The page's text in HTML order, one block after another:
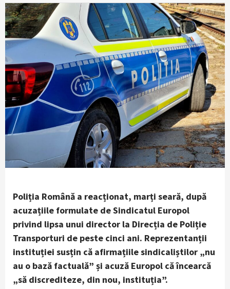
Poliția Română a reacționat, marți seară, după
acuzațiile formulate de Sindicatul Europol
privind lipsa unui director la Direcția de Poliție
Transporturi de peste cinci ani. Reprezentanții
instituției susțin că afirmațiile sindicaliștilor „nu
au o bază factuală” și acuză Europol că încearcă
„să discrediteze, din nou, instituția”.